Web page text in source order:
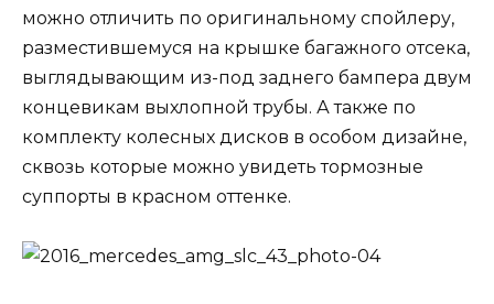
можно отличить по оригинальному спойлеру,
разместившемуся на крышке багажного отсека,
выглядывающим из-под заднего бампера двум
концевикам выхлопной трубы. А также по
комплекту колесных дисков в особом дизайне,
сквозь которые можно увидеть тормозные
суппорты в красном оттенке.